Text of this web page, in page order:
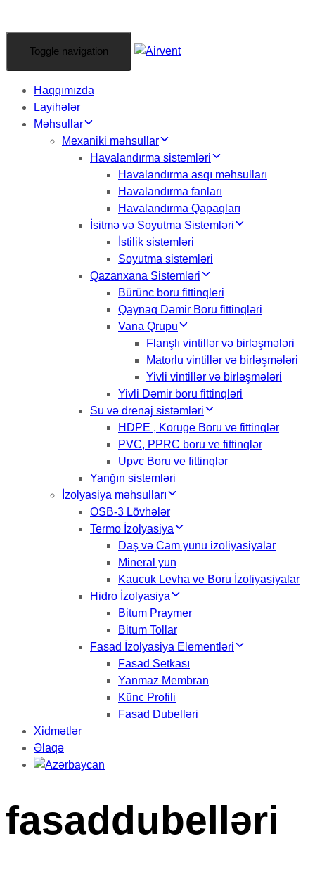
Toggle navigation
Haqqımızda
Layihələr
Məhsullar
Mexaniki məhsullar
Havalandırma sistemləri
Havalandırma asqı məhsulları
Havalandırma fanları
Havalandırma Qapaqları
İsitmə və Soyutma Sistemləri
İstilik sistemləri
Soyutma sistemləri
Qazanxana Sistemləri
Bürünc boru fittinqleri
Qaynaq Dəmir Boru fittinqləri
Vana Qrupu
Flanşlı vintillər və birləşmələri
Matorlu vintillər və birləşmələri
Yivli vintillər və birləşmələri
Yivli Dəmir boru fittinqləri
Su və drenaj sistəmləri
HDPE , Koruge Boru ve fittinqlər
PVC, PPRC boru ve fittinqlər
Upvc Boru ve fittinqlər
Yanğın sistemləri
İzolyasiya məhsulları
OSB-3 Lövhələr
Termo İzolyasiya
Daş və Cam yunu izoliyasiyalar
Mineral yun
Kaucuk Levha ve Boru İzoliyasiyalar
Hidro İzolyasiya
Bitum Praymer
Bitum Tollar
Fasad İzolyasiya Elementləri
Fasad Setkası
Yanmaz Membran
Künc Profili
Fasad Dubelləri
Xidmətlər
Əlaqə
fasaddubelləri